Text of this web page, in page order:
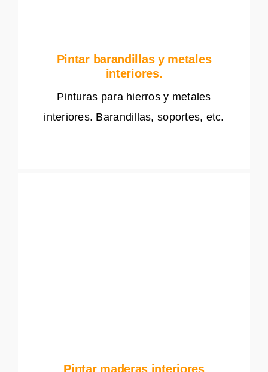
Pintar barandillas y metales
interiores.
Pinturas para hierros y metales
interiores. Barandillas, soportes, etc.
Pintar maderas interiores